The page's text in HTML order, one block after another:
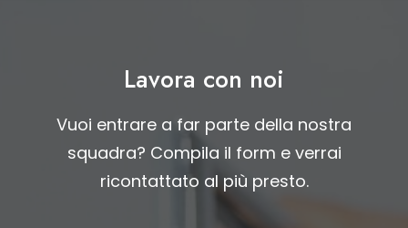
Lavora con noi
Vuoi entrare a far parte della nostra
squadra? Compila il form e verrai
ricontattato al più presto.